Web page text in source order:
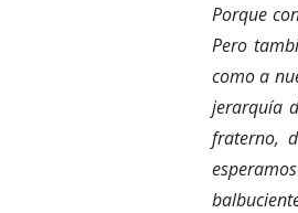
Porque
Pero
como a
jerarquía
fraterno,